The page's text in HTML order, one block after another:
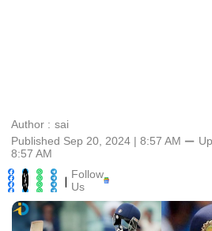
Author : sai
Published Sep 20, 2024 | 8:57 AM ⚊
8:57 AM
| Follow
Us